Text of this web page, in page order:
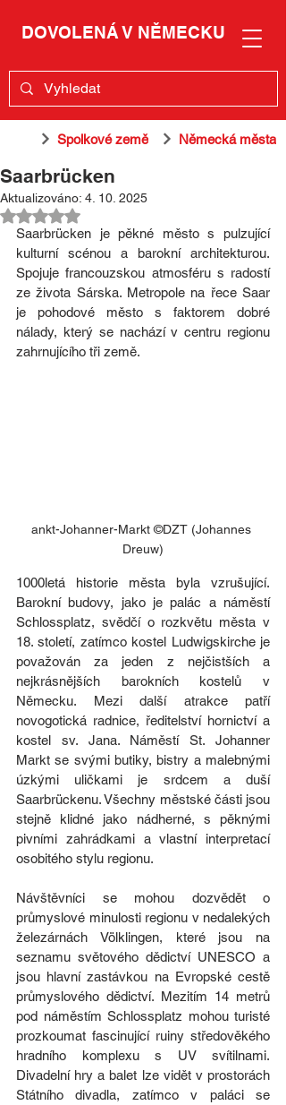
DOVOLENÁ V NĚMECKU
Spolkové země Německá města
Saarbrücken
Aktualizováno: 4. 10. 2025
Hodnoceno NaN z 5 hvězdiček.
Saarbrücken je pěkné město s pulzující
kulturní scénou a barokní architekturou.
Spojuje francouzskou atmosféru s radostí
ze života Sárska. Metropole na řece Saar
je pohodové město s faktorem dobré
nálady, který se nachází v centru regionu
zahrnujícího tři země.
ankt-Johanner-Markt ©DZT (Johannes
Dreuw)
1000letá historie města byla vzrušující.
Barokní budovy, jako je palác a náměstí
Schlossplatz, svědčí o rozkvětu města v
18. století, zatímco kostel Ludwigskirche je
považován za jeden z nejčistších a
nejkrásnějších barokních kostelů v
Německu. Mezi další atrakce patří
novogotická radnice, ředitelství hornictví a
kostel sv. Jana. Náměstí St. Johanner
Markt se svými butiky, bistry a malebnými
úzkými uličkami je srdcem a duší
Saarbrückenu. Všechny městské části jsou
stejně klidné jako nádherné, s pěknými
pivními zahrádkami a vlastní interpretací
osobitého stylu regionu.
Návštěvníci se mohou dozvědět o
průmyslové minulosti regionu v nedalekých
železárnách Völklingen, které jsou na
seznamu světového dědictví UNESCO a
jsou hlavní zastávkou na Evropské cestě
průmyslového dědictví. Mezitím 14 metrů
pod náměstím Schlossplatz mohou turisté
prozkoumat fascinující ruiny středověkého
hradního komplexu s UV svítilnami.
Divadelní hry a balet lze vidět v prostorách
Státního divadla, zatímco v paláci se